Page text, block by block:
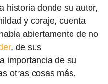
historia donde su autor,
y coraje, cuenta
abiertamente de no
, de sus
importancia de su
otras cosas más.